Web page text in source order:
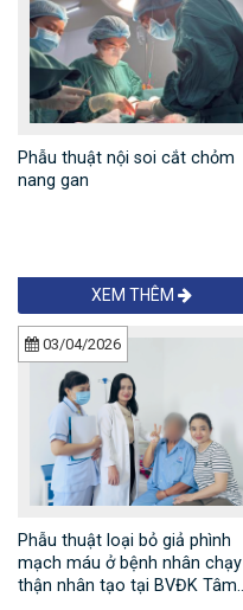
Phẫu thuật nội soi cắt chỏm
nang gan
XEM THÊM
03/04/2026
Phẫu thuật loại bỏ giả phình
mạch máu ở bệnh nhân chạy
thận nhân tạo tại BVĐK Tâm